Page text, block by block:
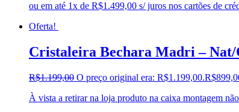
ou em até 1x de R$1.499,00 s/ juros nos cartões de
Oferta!
Cristaleira Bechara Madri –
R$1.199,00 O preço original era: R$1.199,00.R$
À vista a retirar na loja produto na caixa montagem